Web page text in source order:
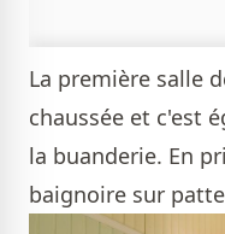
La première salle
chaussée et c'est
la buanderie. En
baignoire sur